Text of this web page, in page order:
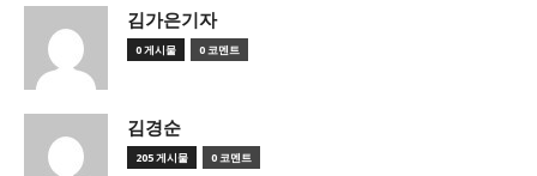
김가은기자
0 게시물 0 코멘트
김경순
205 게시물 0 코멘트